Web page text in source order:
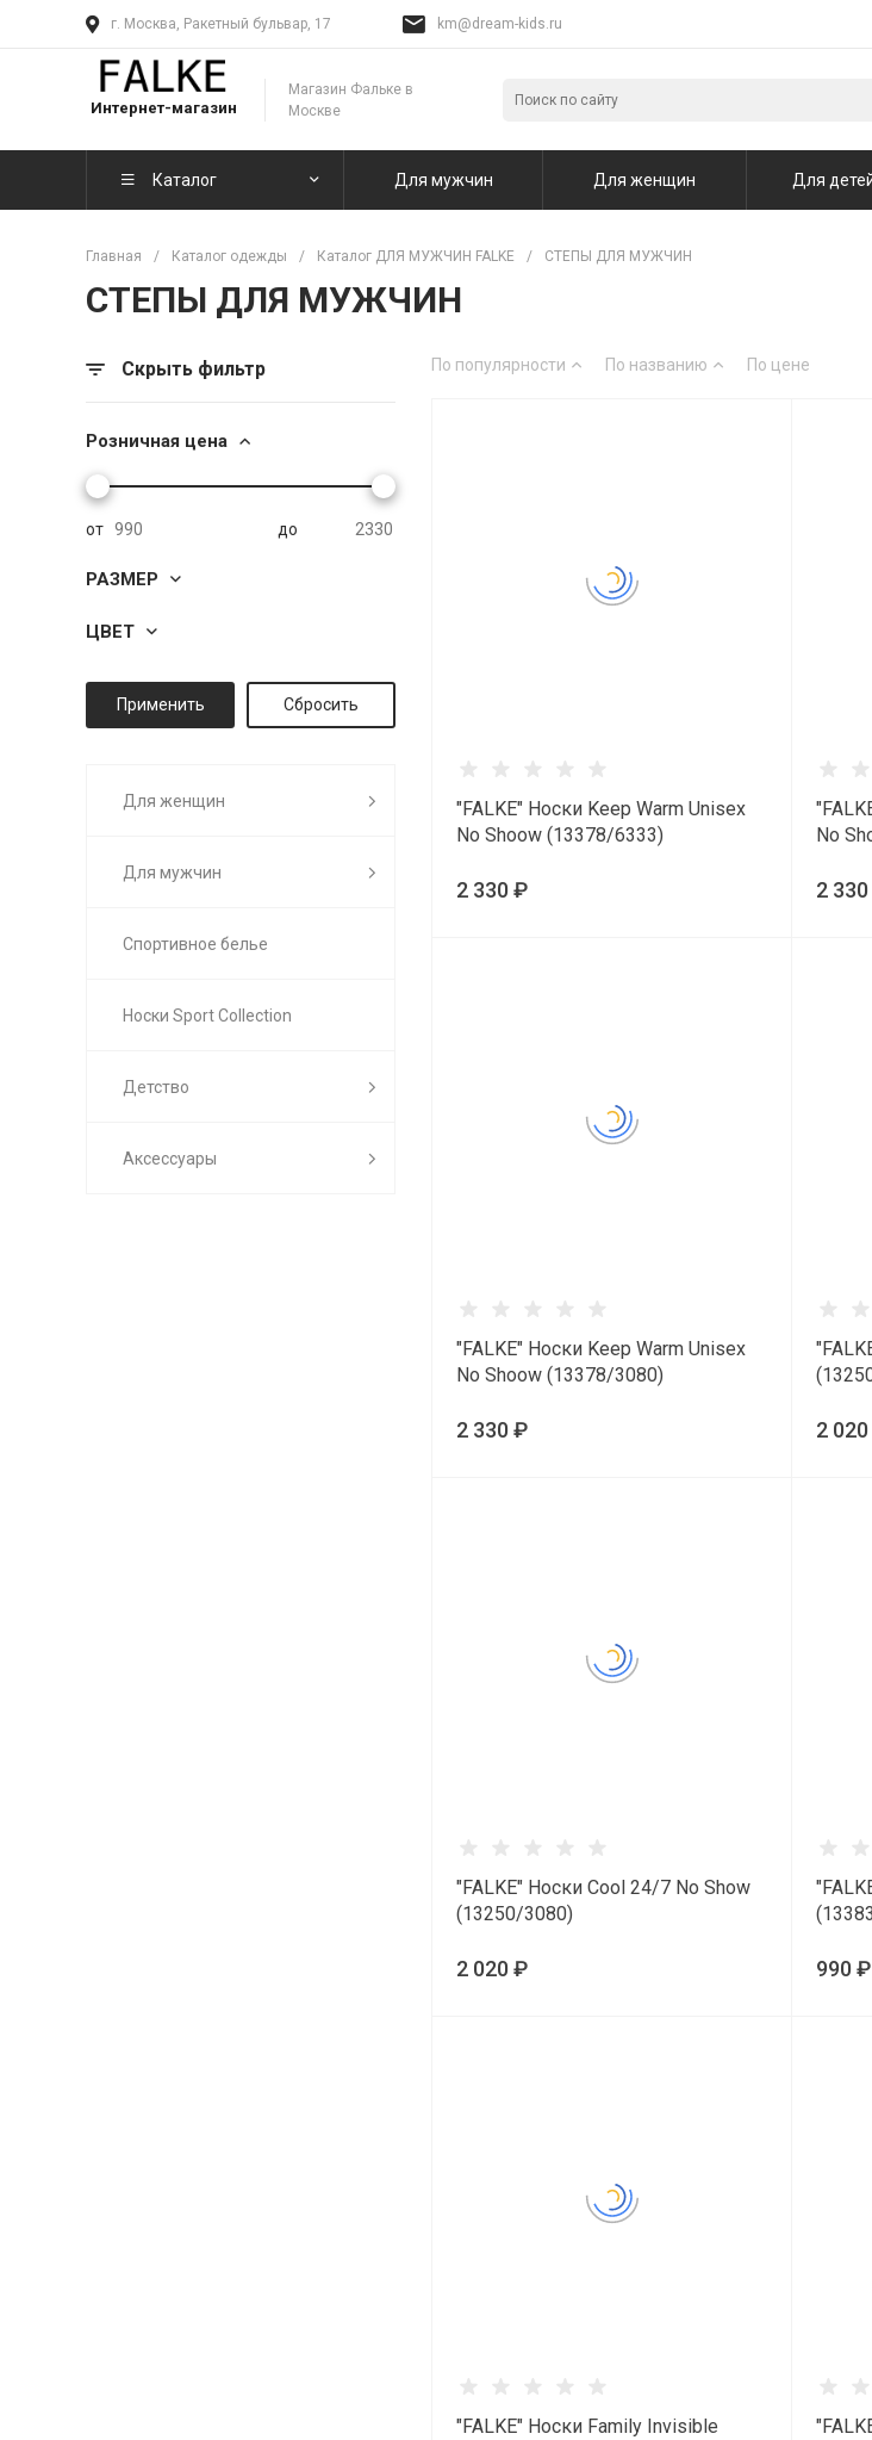
г. Москва, Ракетный бульвар, 17 km@dream-kids.ru
Интернет-магазин
Магазин Фальке в
Москве
Каталог Для мужчин Для женщин Для
Главная / Каталог одежды / Каталог ДЛЯ МУЖЧИН FALKE / СТЕПЫ ДЛЯ МУЖЧИН
СТЕПЫ ДЛЯ МУЖЧИН
Скрыть фильтр
Розничная цена
от до
РАЗМЕР
ЦВЕТ
Для женщин
Для мужчин
Спортивное белье
Носки Sport Collection
Детство
Аксессуары
По популярности По названию По цене
"FALKE" Носки Keep Warm Unisex
No Shoow (13378/6333)
2 330 ₽
No
2
"FALKE" Носки Keep Warm Unisex
No Shoow (13378/3080)
2 330 ₽ 2
"FALKE" Носки Cool 24/7 No Show
(13250/3080)
2 020 ₽ 990 ₽
"FALKE" Носки Family Invisible